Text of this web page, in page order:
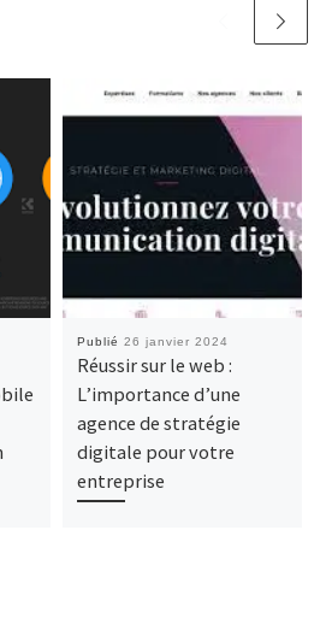
Publié 26 janvier 2024
Réussir sur le web :
L’importance d’une
agence de stratégie
digitale pour votre
entreprise